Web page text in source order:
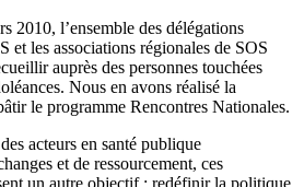
2010, l’ensemble des délégations
et les associations régionales de SOS
auprès des personnes touchées
Nous en avons réalisé la
le programme Rencontres Nationales.
acteurs en santé publique
et de ressourcement, ces